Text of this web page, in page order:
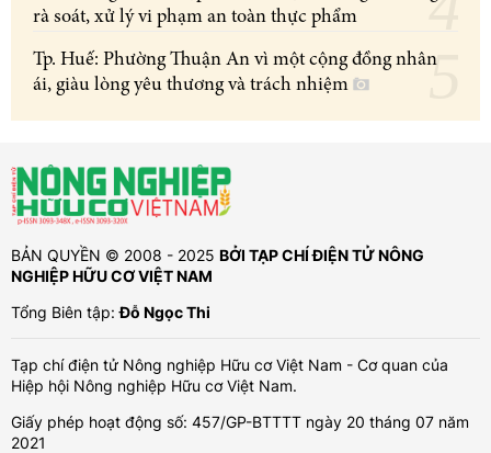
rà soát, xử lý vi phạm an toàn thực phẩm
Tp. Huế: Phường Thuận An vì một cộng đồng nhân
ái, giàu lòng yêu thương và trách nhiệm
BẢN QUYỀN © 2008 - 2025 BỞI TẠP CHÍ ĐIỆN TỬ NÔNG
NGHIỆP HỮU CƠ VIỆT NAM
Tổng Biên tập:Đỗ Ngọc Thi
Tạp chí điện tử Nông nghiệp Hữu cơ Việt Nam - Cơ quan của
Hiệp hội Nông nghiệp Hữu cơ Việt Nam.
Giấy phép hoạt động số: 457/GP-BTTTT ngày 20 tháng 07 năm
2021